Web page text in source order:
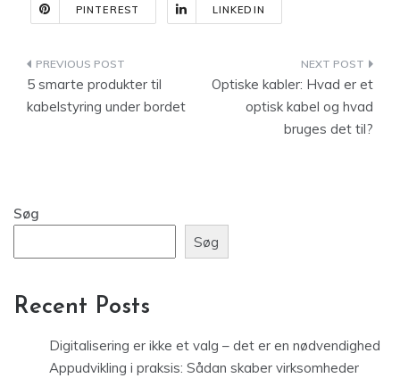
PINTEREST LINKEDIN
Indlægsnavigation
5 smarte produkter til
kabelstyring under bordet
Optiske kabler: Hvad er et
optisk kabel og hvad
bruges det til?
Søg
Søg
Recent Posts
Digitalisering er ikke et valg – det er en nødvendighed
Appudvikling i praksis: Sådan skaber virksomheder